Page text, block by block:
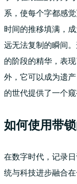
系，使每个字都感
时间的推移填满，
远无法复制的瞬间
的阶段的精华，表
外，它可以成为遗
的世代提供了一个
如何使用带
在数字时代，记录
统与科技进步融合在